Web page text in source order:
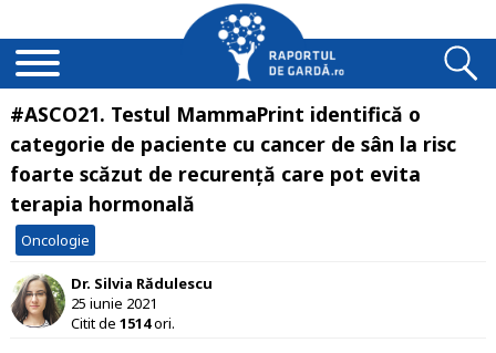
#ASCO21. Testul MammaPrint identifică o
categorie de paciente cu cancer de sân la risc
foarte scăzut de recurență care pot evita
terapia hormonală
Oncologie
Dr. Silvia Rădulescu
25 iunie 2021
Citit de 1514ori.